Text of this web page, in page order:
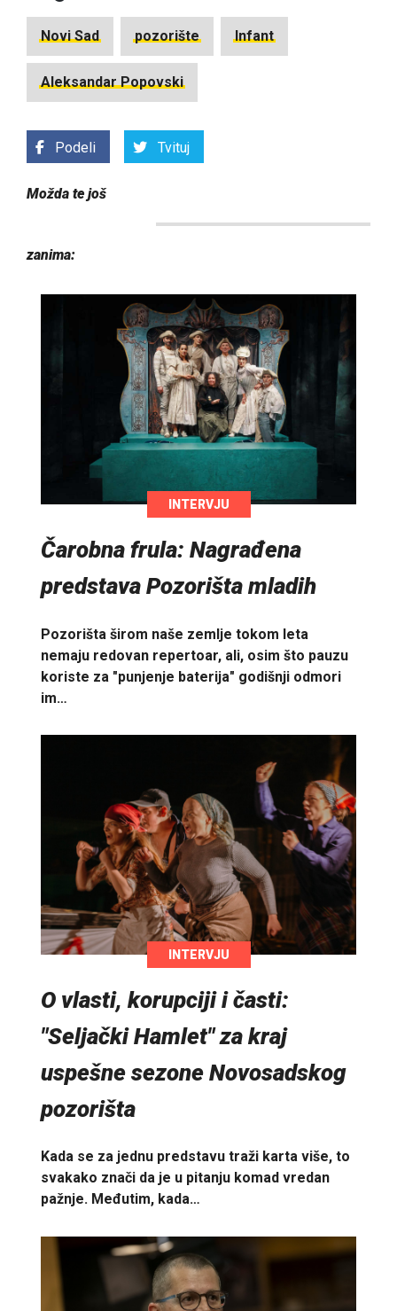
Novi Sad pozorište Infant
Aleksandar Popovski
Podeli Tvituj
Možda te još
zanima:
INTERVJU
Čarobna frula: Nagrađena
predstava Pozorišta mladih
Pozorišta širom naše zemlje tokom leta
nemaju redovan repertoar, ali, osim što pauzu
koriste za "punjenje baterija" godišnji odmori
im…
INTERVJU
O vlasti, korupciji i časti:
"Seljački Hamlet" za kraj
uspešne sezone Novosadskog
pozorišta
Kada se za jednu predstavu traži karta više, to
svakako znači da je u pitanju komad vredan
pažnje. Međutim, kada…